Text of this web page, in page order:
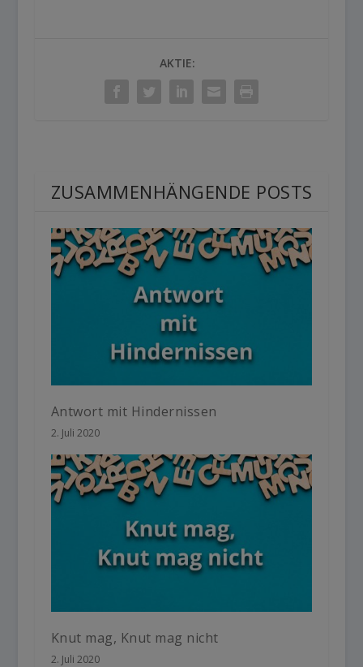
AKTIE:
ZUSAMMENHÄNGENDE POSTS
Antwort mit Hindernissen
2. Juli 2020
Knut mag, Knut mag nicht
2. Juli 2020